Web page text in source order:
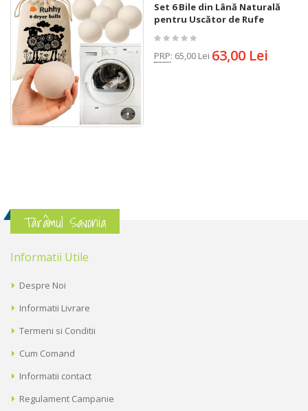
Set 6 Bile din Lână Naturală
pentru Uscător de Rufe
PRP: 65,00 Lei 63,00 Lei
Tărâmul Savonia
Informatii Utile
Despre Noi
Informatii Livrare
Termeni si Conditii
Cum Comand
Informatii contact
Regulament Campanie